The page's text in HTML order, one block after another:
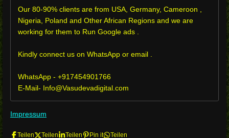
Our 80-90% clients are from USA, Germany, Cameroon ,
Nigeria, Poland and Other African Regions and we are
working for them to Run Google ads .
Kindly connect us on WhatsApp or email .
WhatsApp - +917454901766
E-Mail- Info@Vasudevadigital.com
Impressum
Teilen Teilen Teilen Pin it Teilen